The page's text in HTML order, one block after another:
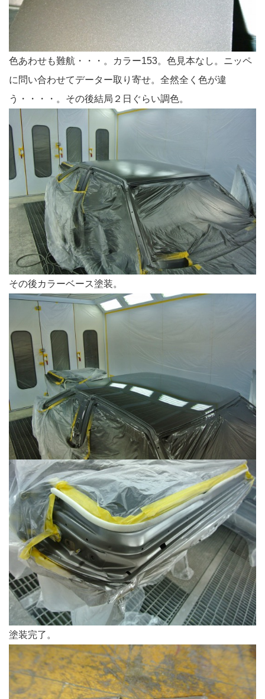
色あわせも難航・・・。カラー153。色見本なし。ニッペ
に問い合わせてデーター取り寄せ。全然全く色が違
う・・・・。その後結局２日ぐらい調色。
その後カラーベース塗装。
塗装完了。